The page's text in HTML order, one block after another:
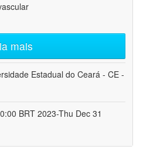
mais
Estadual do Ceará - CE -
BRT 2023-Thu Dec 31